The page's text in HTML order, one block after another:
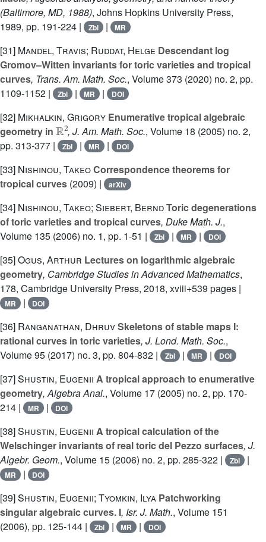
(Baltimore, MD, 1988), Johns Hopkins University Press,
1989, pp. 191-224 |
Zbl | MR
[31] Mandel, Travis; Ruddat, Helge Descendant log
Gromov–Witten invariants for toric varieties and tropical
curves, Trans. Am. Math. Soc., Volume 373 (2020) no. 2, pp.
1109-1152 |
Zbl | MR | DOI
[32] Mikhalkin, Grigory Enumerative tropical algebraic
geometry in
ℝ2
, J. Am. Math. Soc., Volume 18 (2005) no. 2,
pp. 313-377 |
Zbl | MR | DOI
[33] Nishinou, TakeoCorrespondence theorems for
tropical curves (2009) | arXiv
[34] Nishinou, Takeo; Siebert, BerndToric degenerations
of toric varieties and tropical curves, Duke Math. J.,
Volume 135 (2006) no. 1, pp. 1-51 | Zbl | MR | DOI
[35]Ogus, Arthur Lectures on logarithmic algebraic
geometry, Cambridge Studies in Advanced Mathematics,
178, Cambridge University Press, 2018, xviii+539 pages |
MR | DOI
[36] Ranganathan, DhruvSkeletons of stable maps I:
rational curves in toric varieties, J. Lond. Math. Soc.,
Volume 95 (2017) no. 3, pp. 804-832 | Zbl | MR | DOI
[37]Shustin, Eugenii A tropical approach to enumerative
geometry, Algebra Anal., Volume 17 (2005) no. 2, pp. 170-
214 |
MR | DOI
[38]Shustin, Eugenii A tropical calculation of the
Welschinger invariants of real toric del Pezzo surfaces, J.
Algebr. Geom., Volume 15 (2006) no. 2, pp. 285-322 | Zbl |
MR | DOI
[39]Shustin, Eugenii; Tyomkin, Ilya Patchworking
singular algebraic curves. I, Isr. J. Math., Volume 151
(2006), pp. 125-144 |
Zbl | MR | DOI